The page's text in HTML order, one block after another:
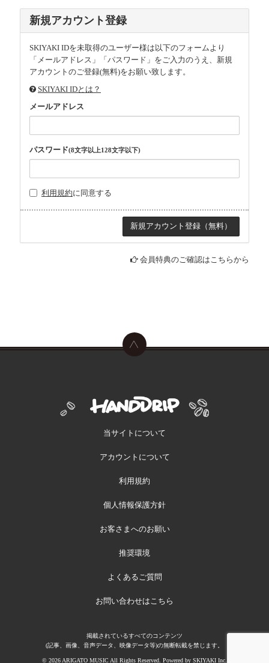
新規アカウント登録
SKIYAKI IDを未取得のユーザー様は以下のフォームより
「メールアドレス」「パスワード」をご入力のうえ、新規
アカウントのご登録(無料)をお願い致します。
SKIYAKI IDとは？
メールアドレス
パスワード(8文字以上128文字以下)
利用規約に同意する
会員特典のご確認はこちらから
当サイトについて
アカウントについて
利用規約
個人情報保護方針
お客さまへのお願い
推奨環境
よくあるご質問
お問い合わせはこちら
掲載されているすべてのコンテンツ
(記事、画像、音声データ、映像データ等)の無断転載を禁じます。
© 2026 ARIGATO MUSIC All Rights Reserved. Powered by SKIYAKI Inc.